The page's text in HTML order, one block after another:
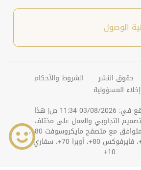
الوصول
حقوق النشر
الشروط والأحكام
إخلاء المسؤولية
في: 03/08/2026 11:34 ص | هذا
التجاوبي والعمل على مختلف
أحجام الشاشات. متوافق مع متصفح مايكروسوفت 80+،
جوجل كروم 80+، فايرفوكس 80+، أوبرا 70+، سفاري
10+